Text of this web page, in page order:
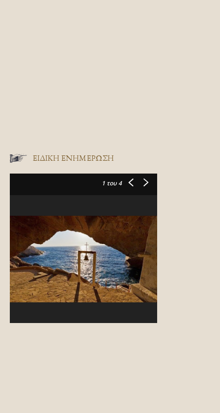
ΕΙΔΙΚΉ ΕΝΗΜΈΡΩΣΗ
1 του 4